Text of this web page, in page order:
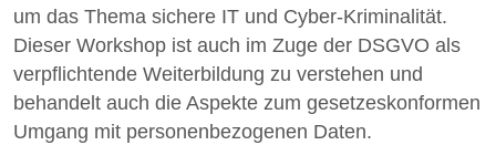
um das Thema sichere IT und Cyber-Kriminalität.
Dieser Workshop ist auch im Zuge der DSGVO als
verpflichtende Weiterbildung zu verstehen und
behandelt auch die Aspekte zum gesetzeskonformen
Umgang mit personenbezogenen Daten.